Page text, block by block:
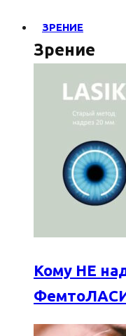
ЗРЕНИЕ
Зрение
Кому НЕ